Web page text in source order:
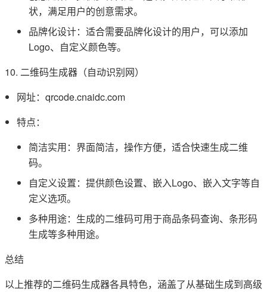
状，满足用户的创意需求。
品牌化设计：适合需要品牌化设计的用户，可以添加
Logo、自定义颜色等。
10. 二维码生成器（自动识别网）
网址：qrcode.cnaidc.com
特点：
简洁实用：界面简洁，操作方便，适合快速生成二维
码。
自定义设置：提供颜色设置、嵌入Logo、嵌入文字等自
定义选项。
多种用途：生成的二维码可用于商品条码查询、条形码
生成等多种用途。
总结
以上推荐的二维码生成器各具特色，涵盖了从基础生成到高级